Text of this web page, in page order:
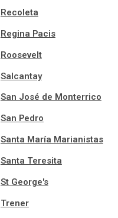
Recoleta
Regina Pacis
Roosevelt
Salcantay
San José de Monterrico
San Pedro
Santa María Marianistas
Santa Teresita
St George's
Trener